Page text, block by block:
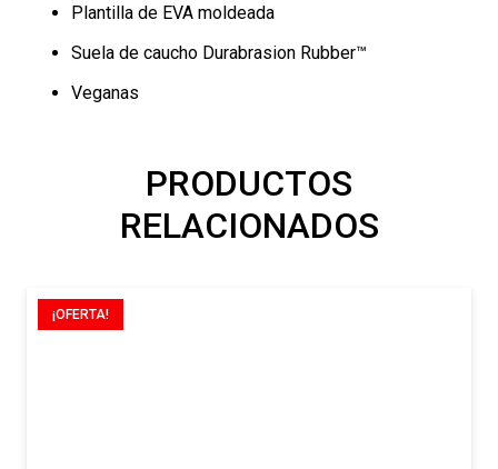
Plantilla de EVA moldeada
Suela de caucho Durabrasion Rubber™
Veganas
PRODUCTOS
RELACIONADOS
¡OFERTA!